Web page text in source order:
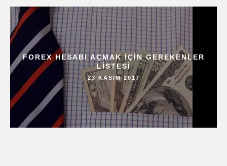
FOREX HESABI AÇMAK IÇIN GEREKENLER
LISTESI
23 KASIM 2017